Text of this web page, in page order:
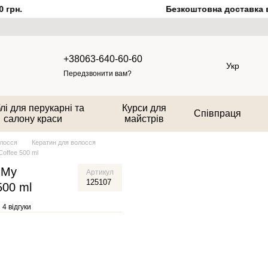
Безкоштовна доставка
+38063-640-60-60
Передзвонити вам?
Укр
для перукарні та
салону краси
Курси для
майстрів
Співпраця
Кератин для волосся
500 ml
ml
Артикул
125107
4 відгуки